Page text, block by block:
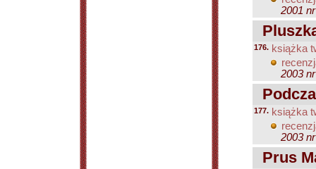
2001
176. książka
2003
177. książka
2003
Prus